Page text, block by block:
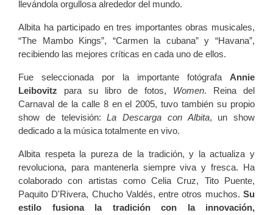
llevándola orgullosa alrededor del mundo.
Albita ha participado en tres importantes obras musicales,
“The Mambo Kings”, “Carmen la cubana” y “Havana”,
recibiendo las mejores críticas en cada uno de ellos.
Fue seleccionada por la importante fotógrafa Annie
Leibovitz para su libro de fotos, Women. Reina del
Carnaval de la calle 8 en el 2005, tuvo también su propio
show de televisión:La Descarga con Albita, un show
dedicado a la música totalmente en vivo.
Albita respeta la pureza de la tradición, y la actualiza y
revoluciona, para mantenerla siempre viva y fresca. Ha
colaborado con artistas como Celia Cruz, Tito Puente,
Paquito D'Rivera, Chucho Valdés, entre otros muchos. Su
estilo fusiona la tradición con la innovación,